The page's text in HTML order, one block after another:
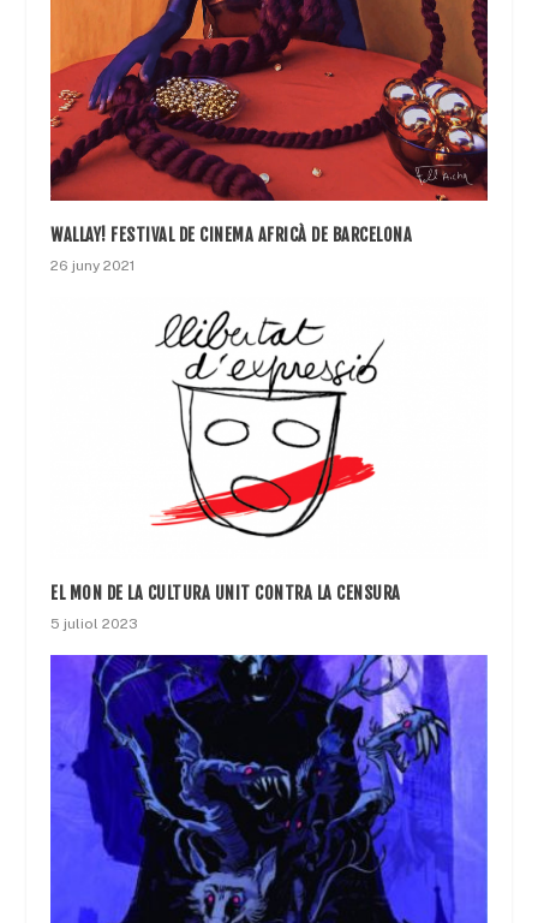
WALLAY! FESTIVAL DE CINEMA AFRICÀ DE BARCELONA
26 juny 2021
EL MON DE LA CULTURA UNIT CONTRA LA CENSURA
5 juliol 2023